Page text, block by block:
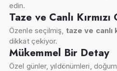
edin.
Taze ve Canlı
Özenle seçilmiş, taze ve canlı
dikkat çekiyor.
Mükemmel Bir Detay
Özel günler, yıldönümleri,